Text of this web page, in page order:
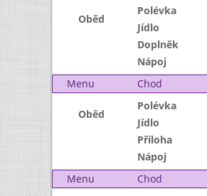
Oběd
Polévka
Jídlo
Doplněk
Nápoj
Menu
Chod
Oběd
Polévka
Jídlo
Příloha
Nápoj
Menu
Chod